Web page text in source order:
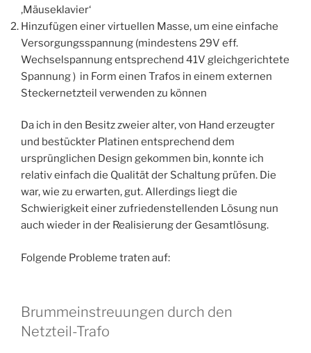
‚Mäuseklavier‘
Hinzufügen einer virtuellen Masse, um eine einfache
Versorgungsspannung (mindestens 29V eff.
Wechselspannung entsprechend 41V gleichgerichtete
Spannung ) in Form einen Trafos in einem externen
Steckernetzteil verwenden zu können
Da ich in den Besitz zweier alter, von Hand erzeugter
und bestückter Platinen entsprechend dem
ursprünglichen Design gekommen bin, konnte ich
relativ einfach die Qualität der Schaltung prüfen. Die
war, wie zu erwarten, gut. Allerdings liegt die
Schwierigkeit einer zufriedenstellenden Lösung nun
auch wieder in der Realisierung der Gesamtlösung.
Folgende Probleme traten auf:
Brummeinstreuungen durch den
Netzteil-Trafo